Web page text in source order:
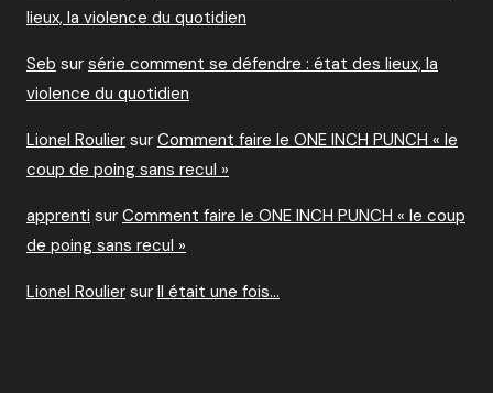
lieux, la violence du quotidien
Seb sur série comment se défendre : état des lieux, la
violence du quotidien
Lionel Roulier sur Comment faire le ONE INCH PUNCH « le
coup de poing sans recul »
apprenti sur Comment faire le ONE INCH PUNCH « le coup
de poing sans recul »
Lionel Roulier sur Il était une fois…